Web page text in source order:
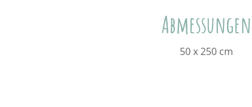
Abmessungen
50 x 250 cm